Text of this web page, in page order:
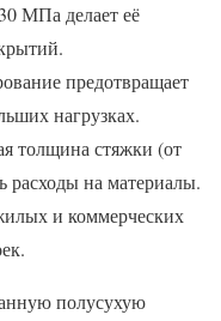
МПа делает её
предотвращает
нагрузках.
толщина стяжки (от
расходы на материалы.
и коммерческих
полусухую